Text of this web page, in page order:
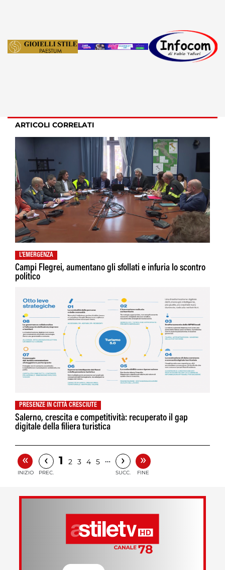
ARTICOLI CORRELATI
L'EMERGENZA
Campi Flegrei, aumentano gli sfollati e infuria lo scontro
politico
PRESENZE IN CITTÀ CRESCIUTE
Salerno, crescita e competitività: recuperato il gap
digitale della filiera turistica
«
INIZIO
‹
PREC.
1 2 3 4 5 … ›
SUCC.
»
FINE